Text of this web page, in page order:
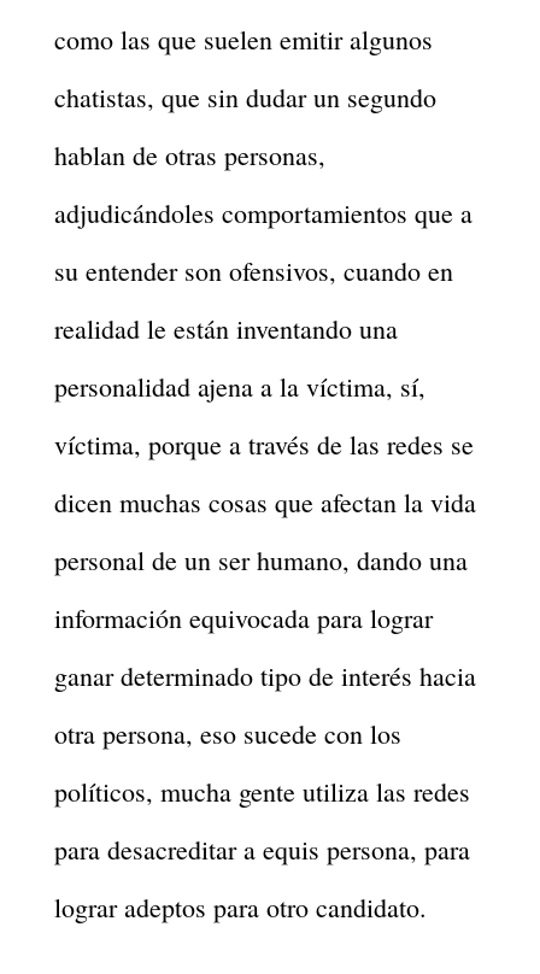
como las que suelen emitir algunos
chatistas, que sin dudar un segundo
hablan de otras personas,
adjudicándoles comportamientos que a
su entender son ofensivos, cuando en
realidad le están inventando una
personalidad ajena a la víctima, sí,
víctima, porque a través de las redes se
dicen muchas cosas que afectan la vida
personal de un ser humano, dando una
información equivocada para lograr
ganar determinado tipo de interés hacia
otra persona, eso sucede con los
políticos, mucha gente utiliza las redes
para desacreditar a equis persona, para
lograr adeptos para otro candidato.